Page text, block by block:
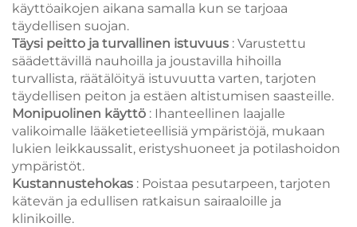
käyttöaikojen aikana samalla kun se tarjoaa
täydellisen suojan.
Täysi peitto ja turvallinen istuvuus : Varustettu
säädettävillä nauhoilla ja joustavilla hihoilla
turvallista, räätälöityä istuvuutta varten, tarjoten
täydellisen peiton ja estäen altistumisen saasteille.
Monipuolinen käyttö : Ihanteellinen laajalle
valikoimalle lääketieteellisiä ympäristöjä, mukaan
lukien leikkaussalit, eristyshuoneet ja potilashoidon
ympäristöt.
Kustannustehokas : Poistaa pesutarpeen, tarjoten
kätevän ja edullisen ratkaisun sairaaloille ja
klinikoille.